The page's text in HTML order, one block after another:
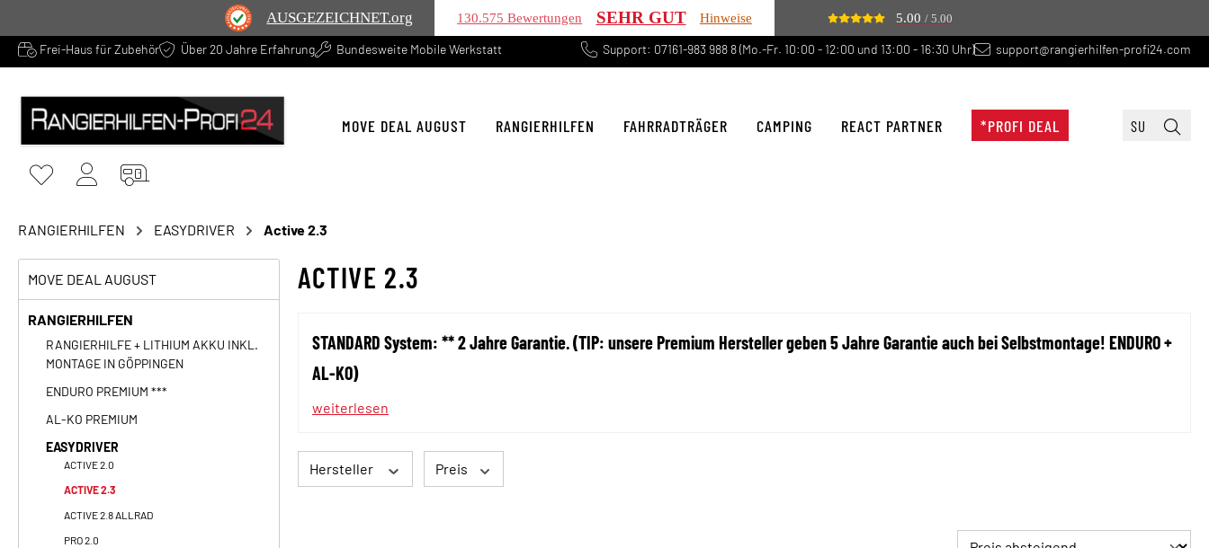
AUSGEZEICHNET.org 130.575 Bewertungen SEHR GUT Hinweise 5.00/ 5.00
Zur Hauptnavigation springen
Frei-Haus für Zubehör Über 20 Jahre Erfahrung Bundesweite Mobile Werkstatt Support: 07161-983 988 8 (Mo.-Fr. 10:00 - 12:00 und 13:00 - 16:30 Uhr) support@rangierhilfen-profi24.com
MOVE DEAL AUGUST RANGIERHILFEN FAHRRADTRÄGER CAMPING REACT PARTNER *PROFI DEAL
RANGIERHILFEN EASYDRIVER Active 2.3
MOVE DEAL AUGUST
RANGIERHILFEN
RANGIERHILFE + LITHIUM AKKU INKL.
MONTAGE IN GÖPPINGEN
ENDURO PREMIUM ***
AL-KO PREMIUM
EASYDRIVER
ACTIVE 2.0
ACTIVE 2.3
ACTIVE 2.8 ALLRAD
PRO 2.0
ACTIVE 2.3
STANDARD System: ** 2 Jahre Garantie. (TIP: unsere Premium Hersteller geben 5 Jahre Garantie auch bei Selbstmontage! ENDURO +
AL-KO)
weiterlesen
Hersteller Preis